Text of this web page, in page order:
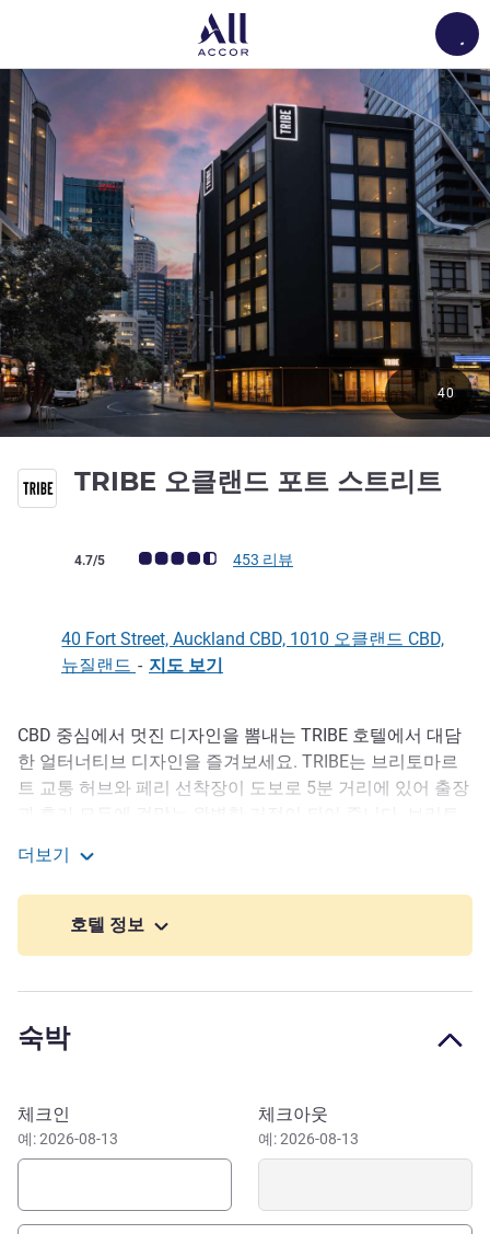
TRIBE 오클랜드 포트 스트리트4성
고객 평점 (ALL 평가)
4.7/5 453 리뷰
40
40 Fort Street, Auckland CBD, 1010 오클랜드 CBD,
뉴질랜드 - 지도 보기
호텔설명
CBD 중심에서 멋진 디자인을 뽐내는 TRIBE 호텔에서 대담
한 얼터너티브 디자인을 즐겨보세요. TRIBE는 브리토마르
트 교통 허브와 페리 선착장이 도보로 5분 거리에 있어 출장
만끽하세요. 커머셜 베이, 비아덕트 하버, 윈야드 쿼터까지
몇 분만에 도달할 수 있는 거리에서 세련된 숙박을 이용하며
설렘과 편리함을 누려보세요.
accommodation in Auckland. Stay in stylish Auckland
and bold design. Book Auckland city hotel stays at TRIBE
Our conveniently located Auckland hotel is 4 minutes' walk
from Waitematā Station, formerly Britomart Station, a
major central hub for trains and buses. Reach the
Auckland Airport in 45 minutes by car.
더보기
호텔 정보
숙박
이 호텔 예약하기
체크인
예: 2026-08-13
체크아웃
예: 2026-08-13